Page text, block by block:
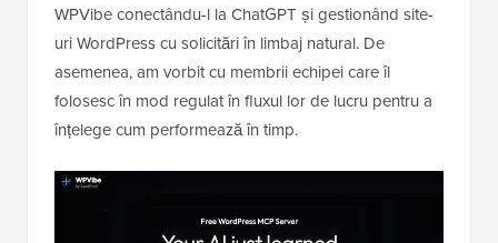
WPVibe conectându-l la ChatGPT și gestionând site-
uri WordPress cu solicitări în limbaj natural. De
asemenea, am vorbit cu membrii echipei care îl
folosesc în mod regulat în fluxul lor de lucru pentru a
înțelege cum performează în timp.